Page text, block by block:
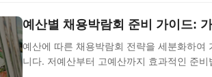
예산별 채용박람회 준비 가이드:
예산에 따른 채용박람회 전략을 세분화하여
니다. 저예산부터 고예산까지 효과적인 준비